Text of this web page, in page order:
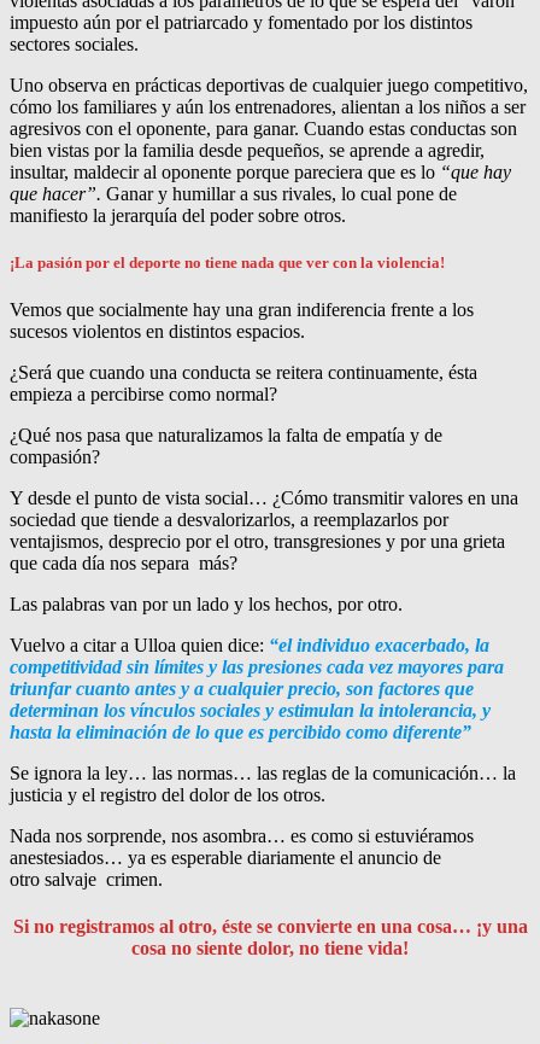
impuesto aún por el patriarcado y fomentado por los distintos
sectores sociales.
Uno observa en prácticas deportivas de cualquier juego competitivo,
cómo los familiares y aún los entrenadores, alientan a los niños a ser
agresivos con el oponente, para ganar. Cuando estas conductas son
bien vistas por la familia desde pequeños, se aprende a agredir,
insultar, maldecir al oponente porque pareciera que es lo “que hay
que hacer”. Ganar y humillar a sus rivales, lo cual pone de
manifiesto la jerarquía del poder sobre otros.
¡La pasión por el deporte no tiene nada que ver con la violencia!
Vemos que socialmente hay una gran indiferencia frente a los
sucesos violentos en distintos espacios.
¿Será que cuando una conducta se reitera continuamente, ésta
empieza a percibirse como normal?
¿Qué nos pasa que naturalizamos la falta de empatía y de
compasión?
Y desde el punto de vista social… ¿Cómo transmitir valores en una
sociedad que tiende a desvalorizarlos, a reemplazarlos por
ventajismos, desprecio por el otro, transgresiones y por una grieta
que cada día nos separa más?
Las palabras van por un lado y los hechos, por otro.
Vuelvo a citar a Ulloa quien dice: “el individuo exacerbado, la
competitividad sin límites y las presiones cada vez mayores para
triunfar cuanto antes y a cualquier precio, son factores que
determinan los vínculos sociales y estimulan la intolerancia, y
hasta la eliminación de lo que es percibido como diferente”
Se ignora la ley… las normas… las reglas de la comunicación… la
justicia y el registro del dolor de los otros.
Nada nos sorprende, nos asombra… es como si estuviéramos
anestesiados… ya es esperable diariamente el anuncio de
otro salvaje crimen.
Si no registramos al otro, éste se convierte en una cosa… ¡y una
cosa no siente dolor, no tiene vida!